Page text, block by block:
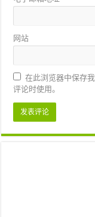
网站
在此浏览器中保存
评论时使用。